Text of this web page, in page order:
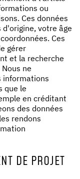
ou
Ces données
votre âge
Ces
gérer
et la recherche
ne
informations
que le
en créditant
des données
rendons
DE PROJET